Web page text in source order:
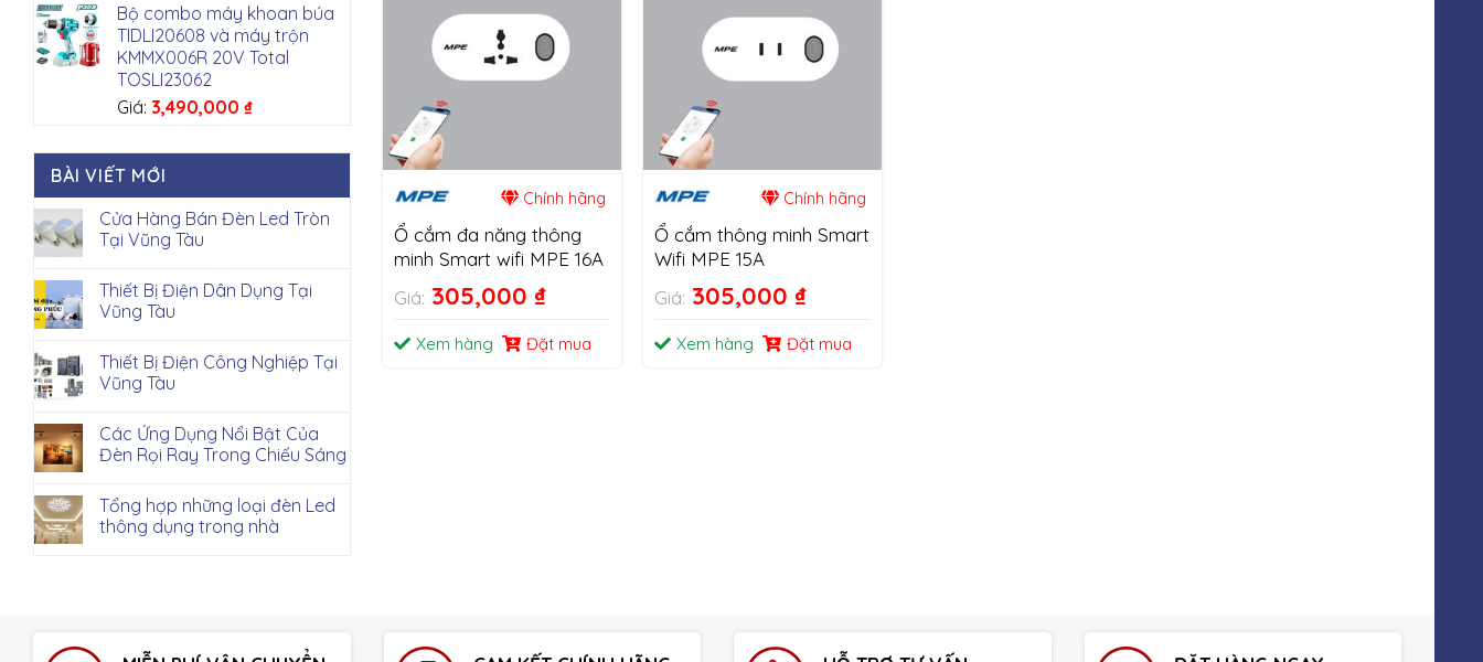
Bộ combo máy khoan búa
TIDLI20608 và máy trộn
KMMX006R 20V Total
TOSLI23062
Giá: 3,490,000 ₫
BÀI VIẾT MỚI
Cửa Hàng Bán Đèn Led Tròn
Tại Vũng Tàu
Thiết Bị Điện Dân Dụng Tại
Vũng Tàu
Thiết Bị Điện Công Nghiệp Tại
Vũng Tàu
Các Ứng Dụng Nổi Bật Của
Đèn Rọi Ray Trong Chiếu Sáng
Tổng hợp những loại đèn Led
thông dụng trong nhà
Chính hãng
Ổ cắm đa năng thông
minh Smart wifi MPE 16A
Giá: 305,000 ₫
Xem hàng Đặt mua
Chính hãng
Ổ cắm thông minh Smart
Wifi MPE 15A
Giá: 305,000 ₫
Xem hàng Đặt mua